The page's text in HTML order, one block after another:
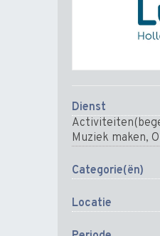
Dienst
Muziek maken,
Categorie(ën)
Locatie